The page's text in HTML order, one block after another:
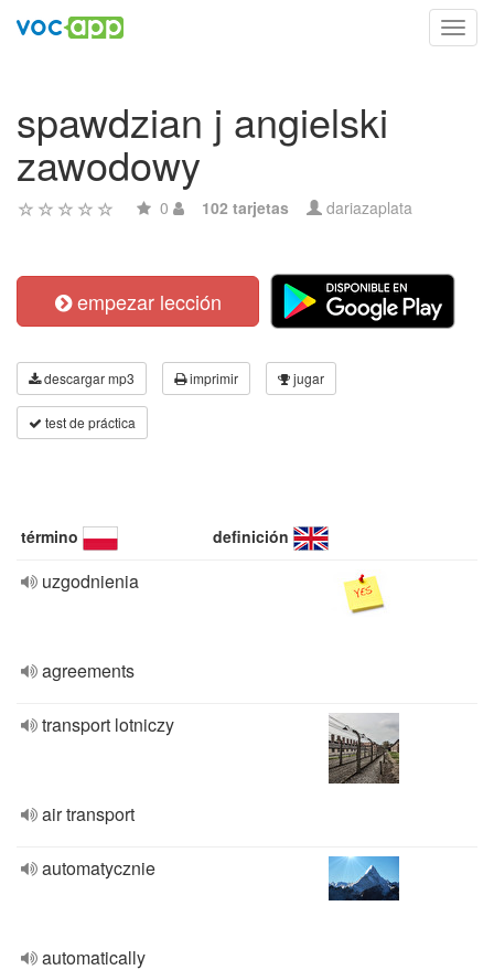
spawdzian j angielski
zawodowy
0 102 tarjetas dariazaplata
empezar lección
descargar mp3 imprimir jugar
test de práctica
término definición
uzgodnienia
agreements
transport lotniczy
air transport
automatycznie
automatically